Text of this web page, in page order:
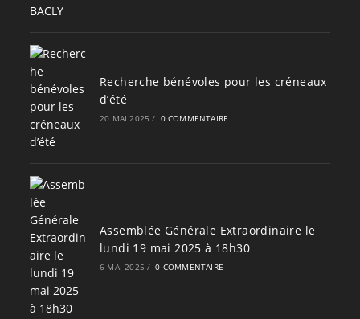
Recherche bénévoles pour les créneaux
d’été
20 MAI 2025 / 0 COMMENTAIRE
Assemblée Générale Extraordinaire le
lundi 19 mai 2025 à 18h30
6 MAI 2025 / 0 COMMENTAIRE